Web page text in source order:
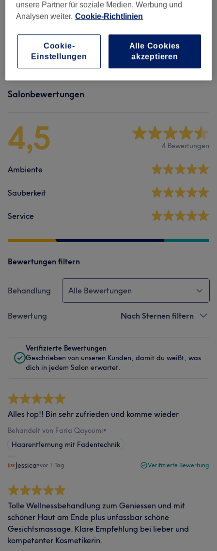
Augenbrauen & Wimpernbehandlungen (3) ab 8 €
Make-Up (4) ab 40 €
Salonbewertungen
4,5 4 Bewertungen
Ambiente
Sauberkeit
Service
Bewertungen filtern
Behandlung Alle Bewertungen
Bewertung Nach Sternen filtern
Verifizierte Bewertungen
Geschrieben von unseren Kunden, damit du weißt, was
dich in jedem Salon erwartet.
Alles top!! Bin sehr zufrieden und komme wieder
Behandelt von Faria Qayoumi•
Haarentfernung mit Fadentechnik
Jessica•vor 1 Tag Verifizierte Bewertung
Tolle Wellnessbehandlung zum Geniessen und mit
schöner Haut am Ende plus unfassbar schöne
Gesichtsmassage. Klare Empfehlung bei lieber und
kompetenter Kosmetikerin.
unsere Partner für soziale Medien, Werbung und
Analysen weiter. Cookie-Richtlinien
Cookie-
Einstellungen
Alle Cookies
akzeptieren